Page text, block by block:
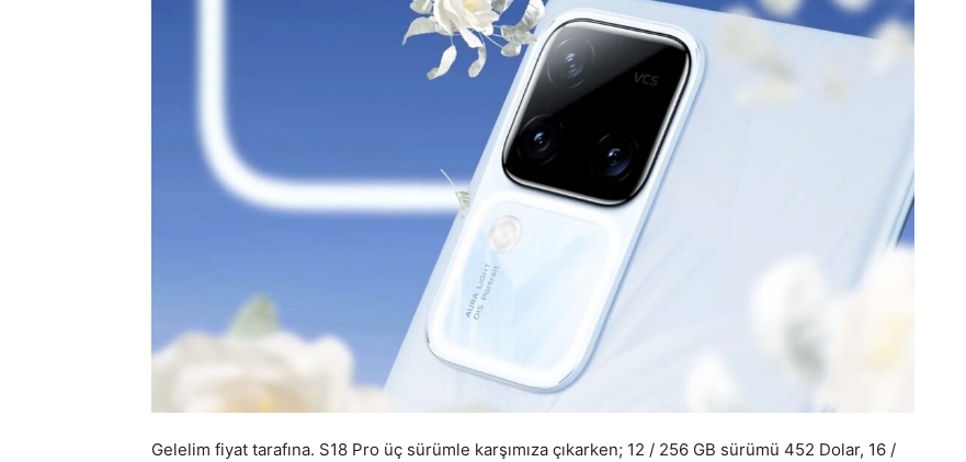
Gelelim fiyat tarafına. S18 Pro üç sürümle karşımıza çıkarken; 12 / 256 GB sürümü 452 Dolar, 16 /